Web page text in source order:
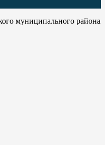
муниципального района